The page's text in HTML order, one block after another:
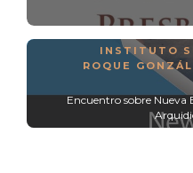
INSTITUTO
ROQUE
Encuentro sobre Nueva